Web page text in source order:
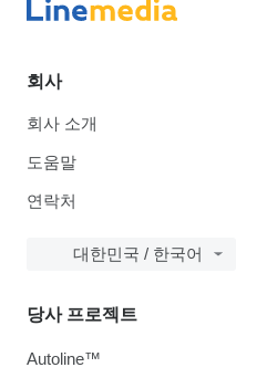
회사
회사 소개
도움말
연락처
대한민국 / 한국어
당사 프로젝트
Autoline™